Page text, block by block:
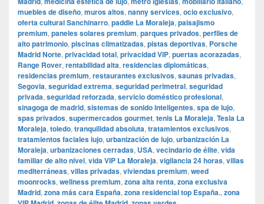
muebles de diseño, muros altos, nanny services, ocio exclusivo,
oferta cultural Sanchinarro, paddle La Moraleja, paisajismo
premium, paneles solares premium, parques privados, perfiles de
alto patrimonio, piscinas climatizadas, pistas deportivas, Porsche
Madrid Norte, privacidad total, privacidad VIP, puertas acorazadas,
Range Rover, rentabilidad alta, residencias diplomáticas,
residencias premium, restaurantes exclusivos, saunas privadas,
Segovia, seguridad extrema, seguridad perimetral, seguridad
privada, seguridad reforzada, servicio doméstico profesional,
sinagoga de madrid, sistemas de sonido inteligentes, spa de lujo,
spas privados, supermercados gourmet, tenis La Moraleja, Tesla La
Moraleja, toledo, tranquilidad absoluta, tratamientos exclusivos,
tratamientos faciales lujo, urbanización de lujo, urbanización La
Moraleja, urbanizaciones cerradas, USA, vecindario de élite, vida
familiar de alto nivel, vida VIP La Moraleja, vigilancia 24 horas, villas
mediterráneas, villas privadas, viviendas premium, weed
moonrocks, wellness premium, zona alta renta, zona exclusiva
Madrid, zona más cara España, zona residencial top España., zona